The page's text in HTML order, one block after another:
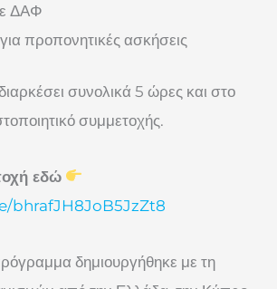
ΔΑΦ
προπονητικές ασκήσεις
συνολικά 5 ώρες και στο
συμμετοχής.
εδώ
bhrafJH8JoB5JzZt8
δημιουργήθηκε με τη